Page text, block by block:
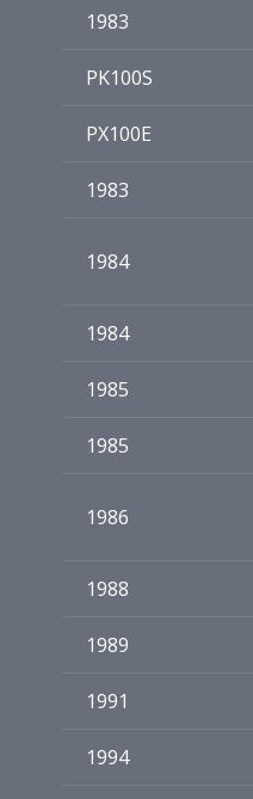
1983
PK100S
PX100E
1983
1984
1984
1985
1985
1986
1988
1989
1991
1994